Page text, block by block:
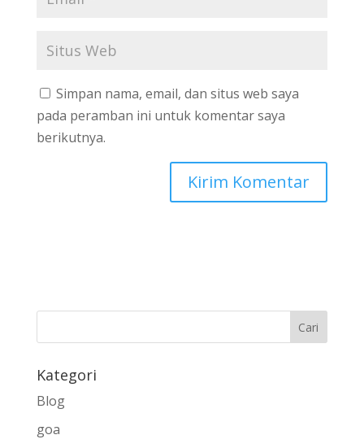
Simpan nama, email, dan situs web saya
pada peramban ini untuk komentar saya
berikutnya.
Kategori
Blog
goa